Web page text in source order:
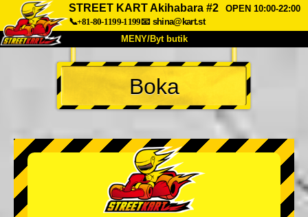
STREET KART Akihabara #2
OPEN 10:00-22:00
📞+81-80-1199-1199📧 shina@kart.st
MENY/Byt butik
HEM
Om oss Specifikationer Pris
Företag Boka
Byt butik
Tokyo Shinagawa Tokyo Akihabara#1
Tokyo Akihabara#2
Boka